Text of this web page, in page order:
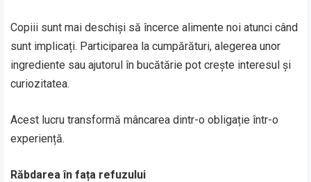
Copiii sunt mai deschiși să încerce alimente noi atunci când
sunt implicați. Participarea la cumpărături, alegerea unor
ingrediente sau ajutorul în bucătărie pot crește interesul și
curiozitatea.
Acest lucru transformă mâncarea dintr-o obligație într-o
experiență.
Răbdarea în fața refuzului